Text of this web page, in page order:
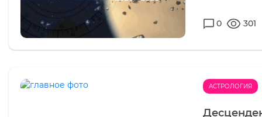
0 301
АСТРОЛОГИЯ